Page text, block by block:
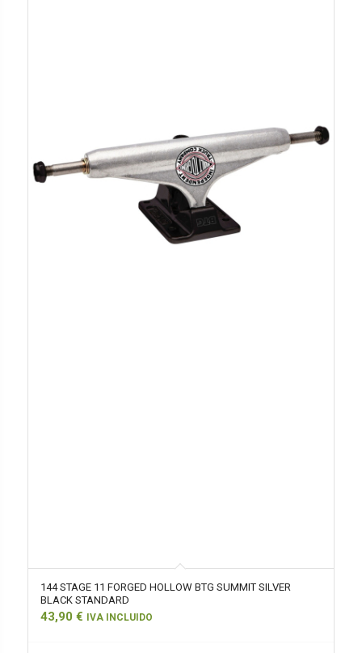
144 STAGE 11 FORGED HOLLOW BTG SUMMIT SILVER
BLACK STANDARD
43,90 € IVA INCLUIDO